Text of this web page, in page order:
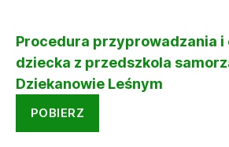
Procedura przyprowadzania i
dziecka z przedszkola
Dziekanowie Leśnym
POBIERZ